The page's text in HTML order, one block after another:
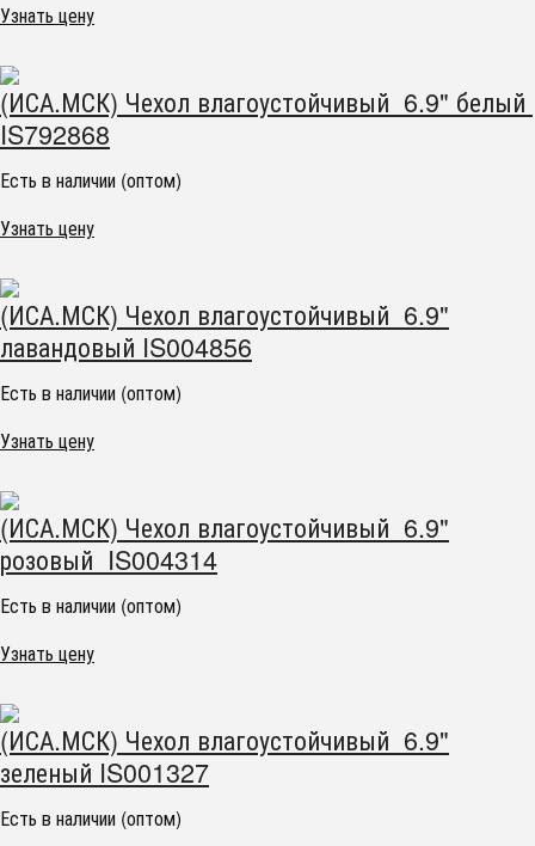
Узнать цену
(ИСА.МСК) Чехол влагоустойчивый 6.9" белый
IS792868
Есть в наличии (оптом)
Узнать цену
(ИСА.МСК) Чехол влагоустойчивый 6.9"
лавандовый IS004856
Есть в наличии (оптом)
Узнать цену
(ИСА.МСК) Чехол влагоустойчивый 6.9"
розовый IS004314
Есть в наличии (оптом)
Узнать цену
(ИСА.МСК) Чехол влагоустойчивый 6.9"
зеленый IS001327
Есть в наличии (оптом)